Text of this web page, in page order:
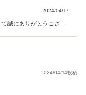
2024/04/17
誠にありがとうござい
サポートしていきます
2024/04/14投稿